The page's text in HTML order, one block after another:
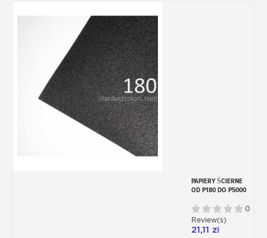
PAPIERY ŚCIERNE
OD P180 DO P5000
0
Review(s)
21,11 zł